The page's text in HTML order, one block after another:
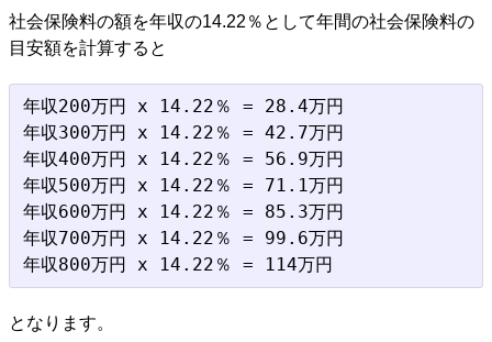
社会保険料の額を年収の14.22％として年間の社会保険料の
目安額を計算すると
年収200万円 x 14.22％ = 28.4万円
年収300万円 x 14.22％ = 42.7万円
年収400万円 x 14.22％ = 56.9万円
年収500万円 x 14.22％ = 71.1万円
年収600万円 x 14.22％ = 85.3万円
年収700万円 x 14.22％ = 99.6万円
となります。